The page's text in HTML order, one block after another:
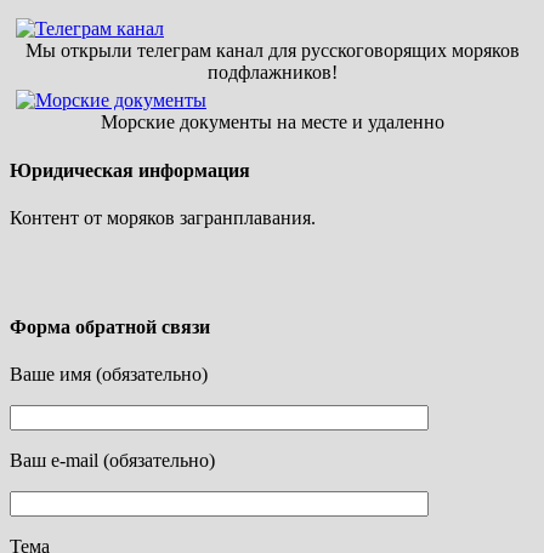
Мы открыли телеграм канал для русскоговорящих моряков
подфлажников!
Морские документы на месте и удаленно
Юридическая информация
Контент от моряков загранплавания.
Форма обратной связи
Ваше имя (обязательно)
Ваш e-mail (обязательно)
Тема